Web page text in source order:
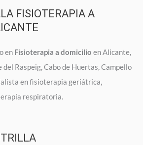
FISIOTERAPIA A
en Fisioterapia a domicilio en Alicante,
del Raspeig, Cabo de Huertas, Campello
en fisioterapia geriátrica,
respiratoria.